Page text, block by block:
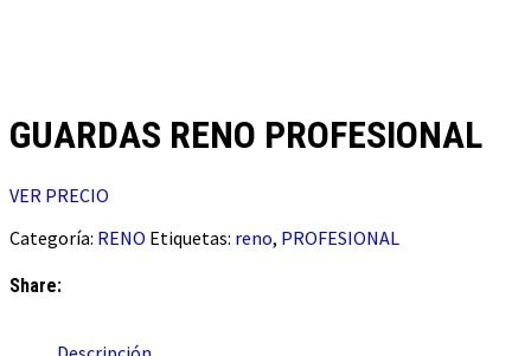
GUARDAS RENO PROFESIONAL
VER PRECIO
Categoría: RENO Etiquetas: reno, PROFESIONAL
Share: